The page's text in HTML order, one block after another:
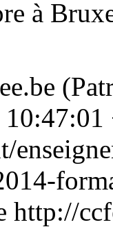
à
http://